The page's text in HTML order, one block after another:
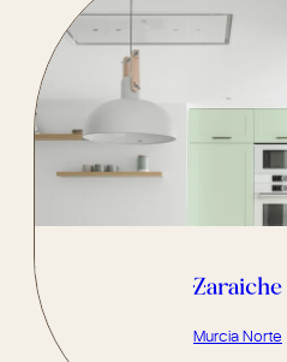
Zaraiche
Murcia Norte